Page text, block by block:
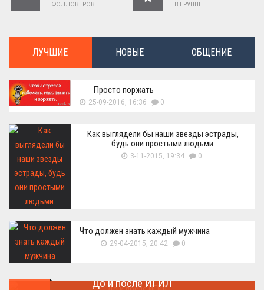
ФОЛЛОВЕРОВ В ГРУППЕ
ЛУЧШИЕ НОВЫЕ ОБЩЕНИЕ
Просто поржать
25-09-2016, 16:36 0
Как выглядели бы наши звезды эстрады,
будь они простыми людьми.
3-11-2015, 19:34 0
Что должен знать каждый мужчина
29-04-2015, 20:42 0
До и после ИГИЛ